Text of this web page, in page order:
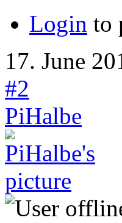
Login to
17. June
#2
PiHalbe